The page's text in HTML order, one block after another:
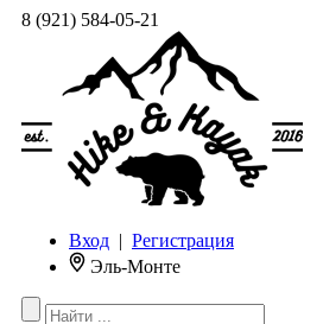
8 (921) 584-05-21
Вход | Регистрация
Эль-Монте